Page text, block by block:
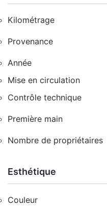
Kilométrage
Provenance
Année
Mise en circulation
Contrôle technique
Première main
Nombre de propriétaires
Esthétique
Couleur